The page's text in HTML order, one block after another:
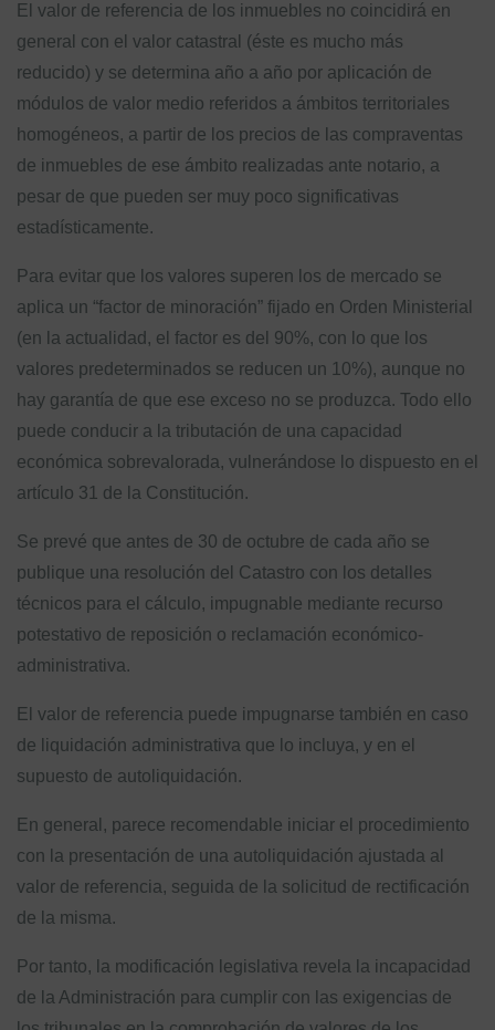
El valor de referencia de los inmuebles no coincidirá en
general con el valor catastral (éste es mucho más
reducido) y se determina año a año por aplicación de
módulos de valor medio referidos a ámbitos territoriales
homogéneos, a partir de los precios de las compraventas
de inmuebles de ese ámbito realizadas ante notario, a
pesar de que pueden ser muy poco significativas
estadísticamente.
Para evitar que los valores superen los de mercado se
aplica un “factor de minoración” fijado en Orden Ministerial
(en la actualidad, el factor es del 90%, con lo que los
valores predeterminados se reducen un 10%), aunque no
hay garantía de que ese exceso no se produzca. Todo ello
puede conducir a la tributación de una capacidad
económica sobrevalorada, vulnerándose lo dispuesto en el
artículo 31 de la Constitución.
Se prevé que antes de 30 de octubre de cada año se
publique una resolución del Catastro con los detalles
técnicos para el cálculo, impugnable mediante recurso
potestativo de reposición o reclamación económico-
administrativa.
El valor de referencia puede impugnarse también en caso
de liquidación administrativa que lo incluya, y en el
supuesto de autoliquidación.
En general, parece recomendable iniciar el procedimiento
con la presentación de una autoliquidación ajustada al
valor de referencia, seguida de la solicitud de rectificación
de la misma.
Por tanto, la modificación legislativa revela la incapacidad
de la Administración para cumplir con las exigencias de